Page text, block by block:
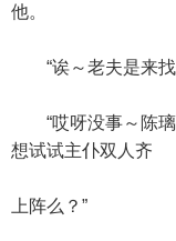
他。
“诶～老夫是来
“哎呀没事～陈璃
想试试主仆双人齐
上阵么？”